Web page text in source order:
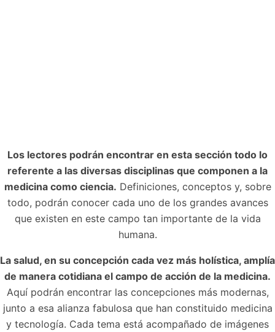
Los lectores podrán encontrar en esta sección todo lo
referente a las diversas disciplinas que componen a la
medicina como ciencia. Definiciones, conceptos y, sobre
todo, podrán conocer cada uno de los grandes avances
que existen en este campo tan importante de la vida
humana.
La salud, en su concepción cada vez más holística, amplía
de manera cotidiana el campo de acción de la medicina.
Aquí podrán encontrar las concepciones más modernas,
junto a esa alianza fabulosa que han constituido medicina
y tecnología. Cada tema está acompañado de imágenes